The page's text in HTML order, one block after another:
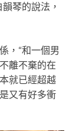
琴的說法，
，“和一個男
離不棄的在
就已經超越
又有好多衝